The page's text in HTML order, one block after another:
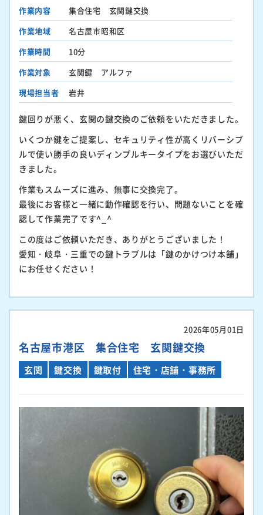
作業内容
集合住宅 玄関鍵交換
作業地域
名古屋市昭和区
作業時間
10分
作業対象
玄関鍵 アルファ
現場担当者
岩井
鍵回りが悪く、玄関の鍵交換のご依頼をいただきました。
いくつか鍵をご提案し、セキュリティ性が高くリバーシブ
ルで使い勝手の良いディンプルキータイプをお選びいただ
きました。
作業もスムーズに進み、無事に交換完了。
最後にお客様と一緒に動作確認を行い、問題ないことを確
認して作業完了です^_^
この度はご依頼いただき、ありがとうございました！
愛知・岐阜・三重での鍵トラブルは「鍵のかけつけ本舗」
にお任せください！
2026年05月01日
名古屋市港区 集合住宅 玄関鍵交換
玄関 鍵交換 鍵取付 住宅・店舗・事務所